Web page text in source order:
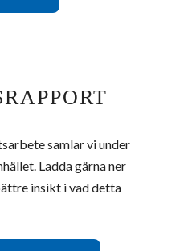
samlar vi under
Ladda gärna ner
insikt i vad detta